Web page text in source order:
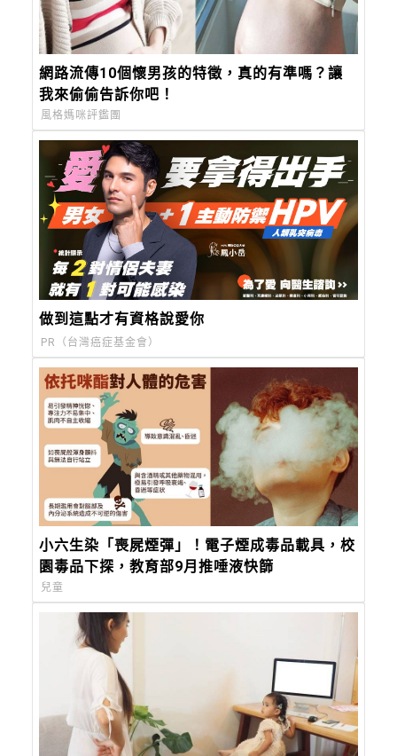
網路流傳10個懷男孩的特徵，真的有準嗎？讓
我來偷偷告訴你吧！
風格媽咪評鑑團
做到這點才有資格說愛你
PR（台灣癌症基金會）
小六生染「喪屍煙彈」！電子煙成毒品載具，校
園毒品下探，教育部9月推唾液快篩
兒童